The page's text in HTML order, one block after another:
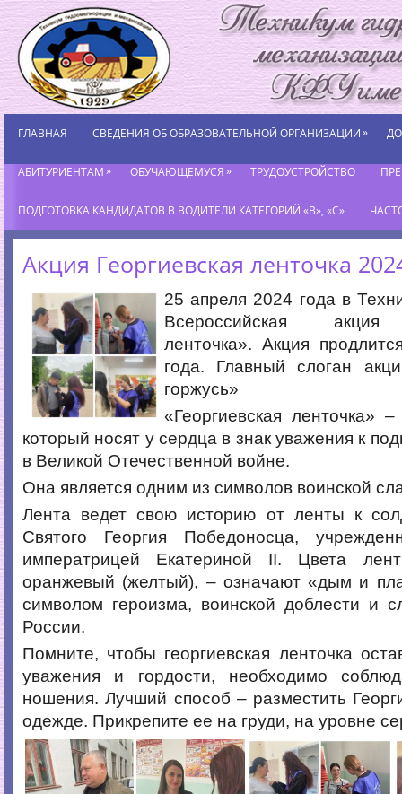
ГЛАВНАЯ СВЕДЕНИЯ ОБ ОБРАЗОВАТЕЛЬНОЙ ОРГАНИЗАЦИИ»
АБИТУРИЕНТАМ» ОБУЧАЮЩЕМУСЯ» ТРУДОУСТРОЙСТВО
ПОДГОТОВКА КАНДИДАТОВ В ВОДИТЕЛИ КАТЕГОРИЙ «В», «С»
Акция Георгиевская ленточка
25 апреля 2024 года в
Всероссийская акция
ленточка». Акция
года. Главный слоган
горжусь»
«Георгиевская ленточка»
который носят у сердца в знак уважения к
в Великой Отечественной войне.
Она является одним из символов воинской
Лента ведет свою историю от ленты к
Святого Георгия Победоносца,
императрицей Екатериной II. Цвета
оранжевый (желтый), – означают «дым и
символом героизма, воинской доблести и
России.
Помните, чтобы георгиевская ленточка
уважения и гордости, необходимо
ношения. Лучший способ – разместить
одежде. Прикрепите ее на груди, на уровне